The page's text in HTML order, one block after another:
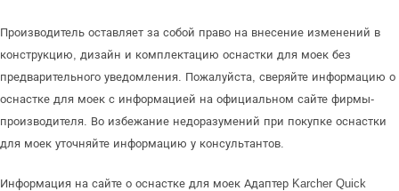
Производитель оставляет за собой право на внесение изменений в
конструкцию, дизайн и комплектацию оснастки для моек без
предварительного уведомления. Пожалуйста, сверяйте информацию о
оснастке для моек с информацией на официальном сайте фирмы-
производителя. Во избежание недоразумений при покупке оснастки
для моек уточняйте информацию у консультантов.
Информация на сайте о оснастке для моек Адаптер Karcher Quick